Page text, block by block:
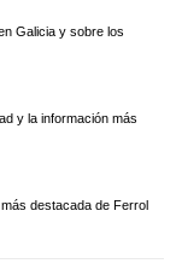
Galicia y sobre los
y la información más
destacada de Ferrol